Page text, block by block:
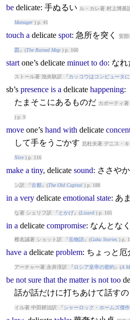
be delicate: 手ぬるい ル・カレ著 村上博基
Manager) p. 41
touch a delicate spot: 急所を突く 安部
図 』(The Ruined Map) p. 160
startone’s delicate minuet to do: なれ
ストール著 池央耿訳 『カッコウはコンピュータ
sb’s presence is a delicate happening:
たまそこにあるものだ カポーティ
) p. 9
moveone’s hand with delicate
して手をうごかす 北杜夫著 デニス・
Nire) p. 116
make a tiny, delicate sound: ささや
ン訳 『古都』(The Old Capital) p. 188
in a very delicate emotional state: あ
な著 シェリフ訳 『 とかげ』(Lizard) p. 105
in a delicate compromise: なんとな
椎名誠著 ショット訳 『岳物語』(Gaku Stories) p.
have a delicate problem: ちょっと厄
アーチャー著 永井淳訳 『 ロシア皇帝の密約』(A
be not sure that the matter is not too
話が話だけに打ちあけて話す
イル著 中田耕治訳 『シャーロック・ホームズ傑